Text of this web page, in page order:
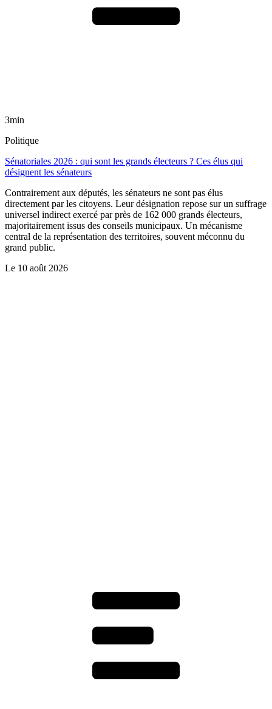
3min
Politique
Sénatoriales 2026 : qui sont les grands électeurs ? Ces élus qui
désignent les sénateurs
Contrairement aux députés, les sénateurs ne sont pas élus
directement par les citoyens. Leur désignation repose sur un suffrage
universel indirect exercé par près de 162 000 grands électeurs,
majoritairement issus des conseils municipaux. Un mécanisme
central de la représentation des territoires, souvent méconnu du
grand public.
Le 10 août 2026